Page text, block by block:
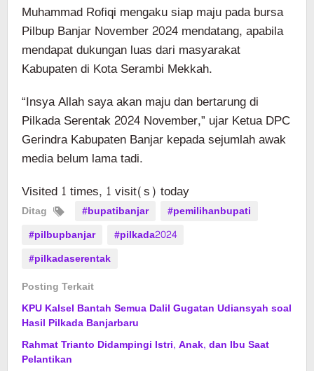
Muhammad Rofiqi mengaku siap maju pada bursa
Pilbup Banjar November 2024 mendatang, apabila
mendapat dukungan luas dari masyarakat
Kabupaten di Kota Serambi Mekkah.
“Insya Allah saya akan maju dan bertarung di
Pilkada Serentak 2024 November,” ujar Ketua DPC
Gerindra Kabupaten Banjar kepada sejumlah awak
media belum lama tadi.
Visited 1 times, 1 visit(s) today
Ditag #bupatibanjar
#pemilihanbupati
#pilbupbanjar
#pilkada2024
#pilkadaserentak
Posting Terkait
KPU Kalsel Bantah Semua Dalil Gugatan Udiansyah soal
Hasil Pilkada Banjarbaru
Rahmat Trianto Didampingi Istri, Anak, dan Ibu Saat
Pelantikan